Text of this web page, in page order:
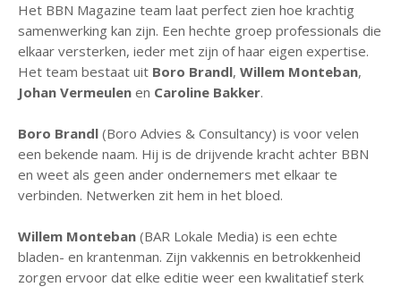
Het BBN Magazine team laat perfect zien hoe krachtig
samenwerking kan zijn. Een hechte groep professionals die
elkaar versterken, ieder met zijn of haar eigen expertise.
Het team bestaat uit Boro Brandl, Willem Monteban,
Johan Vermeulen en Caroline Bakker.
Boro Brandl (Boro Advies & Consultancy) is voor velen
een bekende naam. Hij is de drijvende kracht achter BBN
en weet als geen ander ondernemers met elkaar te
verbinden. Netwerken zit hem in het bloed.
Willem Monteban (BAR Lokale Media) is een echte
bladen- en krantenman. Zijn vakkennis en betrokkenheid
zorgen ervoor dat elke editie weer een kwalitatief sterk